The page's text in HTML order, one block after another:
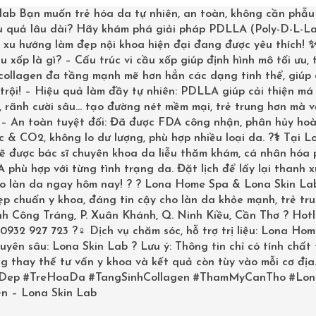
Exfoliatingtái tạo da, đồng thời chống oxy hóa cách vượt
màng bảo vệ tối ưu. Giúp da loại bỏ những tác động gây
bên ngoài. Bên cạnh đó, khả năng dưỡng ẩm góp
Obagi C Exfoliating thực sự cần thiết cho chị em chúng
sửa bước vào hay đang trong quá trình lão hóa nên
DA, DƯỠNG DA LUÔN SÁNG MƯỢT
sản phẩm không thể thiếu để da luôn thông thoáng
Obagi C Rx C Exfoliating Day Lotion mang đến hai
dưỡng chất chống lão hóa cho da. Những lớp da chết
Glycolic acid và chiết xuất cúc la mã giàu khoáng chất tụ
Hỗ trợ khả năng hấp thu tinh chất từ những sản
lại pH. Chị em có thể an tâm rằng Obagi C Exfoliating tái
tẩy da chết đâu.
Bạn muốn trẻ hóa da tự nhiên, an toàn, không cần
quả lâu dài? Hãy khám phá giải pháp PDLLA (Poly-D-L-
hướng làm đẹp nội khoa hiện đại đang được yêu thích!
xốp là gì? – Cấu trúc vi cầu xốp giúp định hình mô tối ưu,
đa tầng mạnh mẽ hơn hẳn các dạng tinh thể, giúp
– Hiệu quả làm đầy tự nhiên: PDLLA giúp cải thiện má
rãnh cười sâu… tạo đường nét mềm mại, trẻ trung hơn mà
An toàn tuyệt đối: Đã được FDA công nhận, phân hủy
& CO2, không lo dư lượng, phù hợp nhiều loại da. ?‍⚕️ Tại
được bác sĩ chuyên khoa da liễu thăm khám, cá nhân hóa
phù hợp với từng tình trạng da. Đặt lịch để lấy lại thanh
làn da ngay hôm nay! ? ? Lona Home Spa & Lona Skin
chuẩn y khoa, đáng tin cậy cho làn da khỏe mạnh, trẻ
Công Tráng, P. Xuân Khánh, Q. Ninh Kiều, Cần Thơ ?
927 723 ?‍♀️ Dịch vụ chăm sóc, hỗ trợ trị liệu: Lona
sâu: Lona Skin Lab ? Lưu ý: Thông tin chỉ có tính chất
thay thế tư vấn y khoa và kết quả còn tùy vào mỗi cơ địa.
#TreHoaDa #TangSinhCollagen #ThamMyCanTho
– Lona Skin Lab